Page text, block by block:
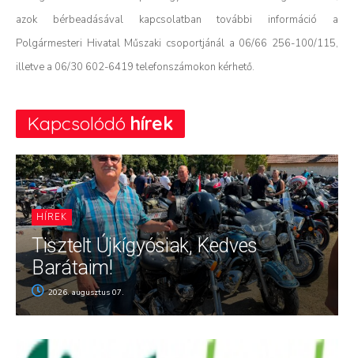
azok bérbeadásával kapcsolatban további információ a
Polgármesteri Hivatal Műszaki csoportjánál a 06/66 256-100/115,
illetve a 06/30 602-6419 telefonszámokon kérhető.
Kapcsolódó hírek
HÍREK
Tisztelt Újkígyósiak, Kedves
Barátaim!
2026. augusztus 07.